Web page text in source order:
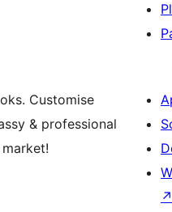
Customise
& professional
↗